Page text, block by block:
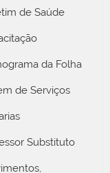
de Saúde
da Folha
de Serviços
Substituto